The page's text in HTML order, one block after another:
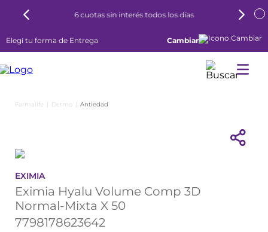
6 cuotas sin interés todos los días
Elegí tu forma de Entrega Cambiar
Dermo Antiedad
EXIMIA
Eximia Hyalu Volume Comp 3D
Normal-Mixta X 50
7798178623642